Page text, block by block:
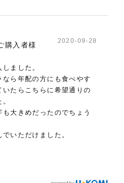
購入者様 2020-09-28
ました。
ら年配の方にも食べやす
たらこちらに希望通りの
大きめだったのでちょう
いただけました。